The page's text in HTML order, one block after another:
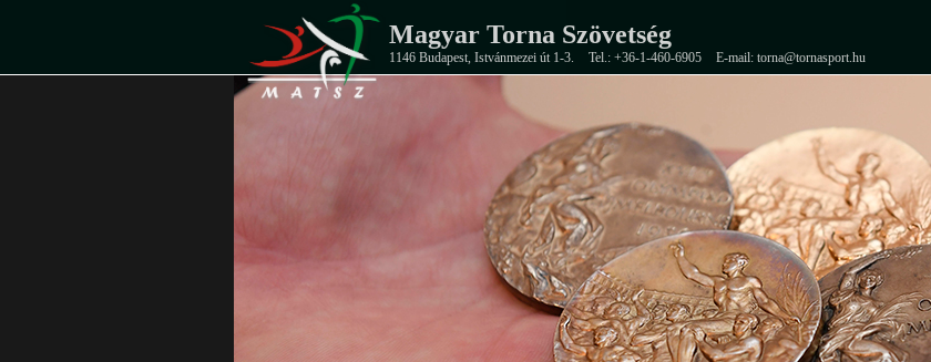
Magyar Torna Szövetség
1146 Budapest, Istvánmezei út 1-3. Tel.: +36-1-460-6905 E-mail: torna@tornasport.hu